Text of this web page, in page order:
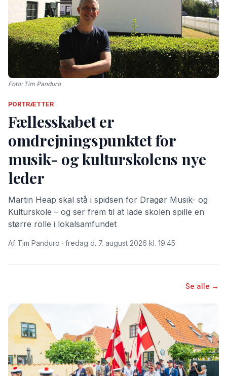
Foto: Tim Panduro
PORTRÆTTER
Fællesskabet er
omdrejningspunktet for
musik- og kulturskolens nye
leder
Martin Heap skal stå i spidsen for Dragør Musik- og
Kulturskole – og ser frem til at lade skolen spille en
større rolle i lokalsamfundet
Af Tim Panduro · fredag d. 7. august 2026 kl. 19.45
Se alle →